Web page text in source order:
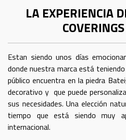
LA EXPERIENCIA
Estan siendo unos días
donde nuestra marca está
público encuentra en la piedra
decorativo y que puede
sus necesidades. Una elección
tiempo que está siendo muy
internacional.